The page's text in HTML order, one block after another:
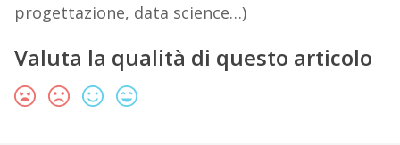
progettazione, data science…)
Valuta la qualità di questo articolo